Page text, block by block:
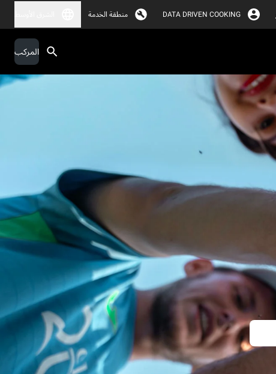
DATA DRIVEN COOKING منطقة الخدمة
المركب